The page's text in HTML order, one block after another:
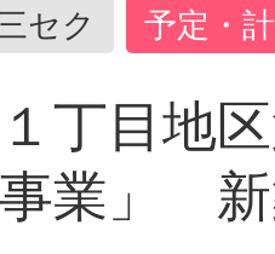
セク 予定・
１丁目地
業」